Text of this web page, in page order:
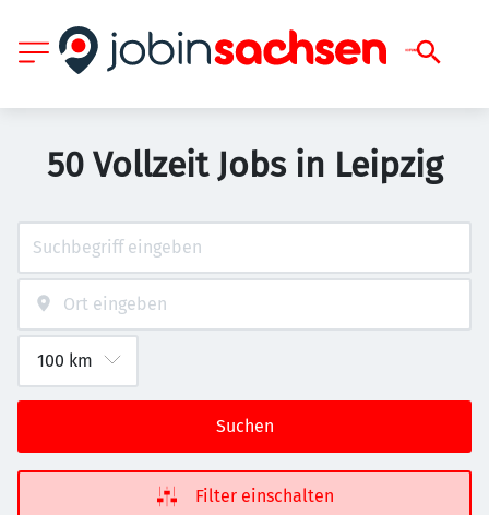
50 Vollzeit Jobs in Leipzig
Suchen
Filter einschalten